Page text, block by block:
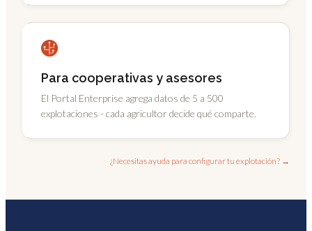
Para cooperativas y asesores
El Portal Enterprise agrega datos de 5 a 500
explotaciones - cada agricultor decide qué comparte.
¿Necesitas ayuda para configurar tu explotación? →